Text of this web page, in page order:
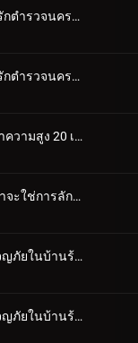
ตอนที่ 424 นิยายรักตำรวจนครบาล ภาค 6 (ตอนแรก)
ตอนที่ 425 นิยายรักตำรวจนครบาล ภาค 6 (ตอนจบ)
ตอนที่ 426 ปริศนาความสูง 20 เซนติเมตร
ตอนที่ 427 คดีที่น่าจะใช่การลักพาตัว
ตอนที่ 428 การผจญภัยในบ้านร้างแสนพิลึก (ภาคผนึก)
ตอนที่ 429 การผจญภัยในบ้านร้างแสนพิลึก (ภาคกลไก)